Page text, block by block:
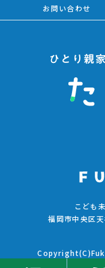
お問い合わせ
こども
福岡市中央区